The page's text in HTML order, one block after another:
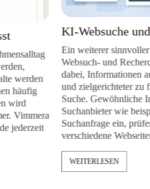
KI-Websuche und
Ein weiterer sinnvoller
Websuch- und Recherche-
dabei, Informationen aus dem
und zielgerichteter zu finden
Suche. Gewöhnliche
Suchanbieter wie
Suchanfrage ein, prüfen die
verschiedene Webseiten,
WEITERLESEN